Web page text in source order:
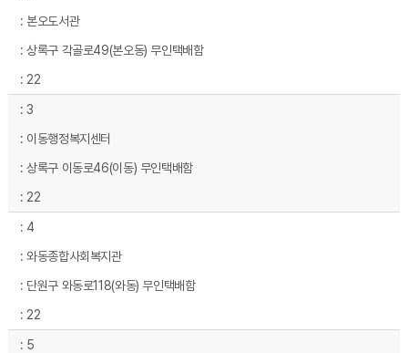
본오도서관
상록구 각골로49(본오동) 무인택배함
22
3
이동행정복지센터
상록구 이동로46(이동) 무인택배함
22
4
와동종합사회복지관
단원구 와동로118(와동) 무인택배함
22
5